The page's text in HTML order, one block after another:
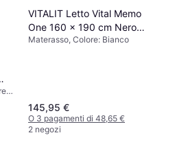
VITALIT Letto Vital Memo
One 160 x 190 cm Nero
Materasso
Materasso, Colore: Bianco
145,95 €
O 3 pagamenti di 48,65 €
2 negozi